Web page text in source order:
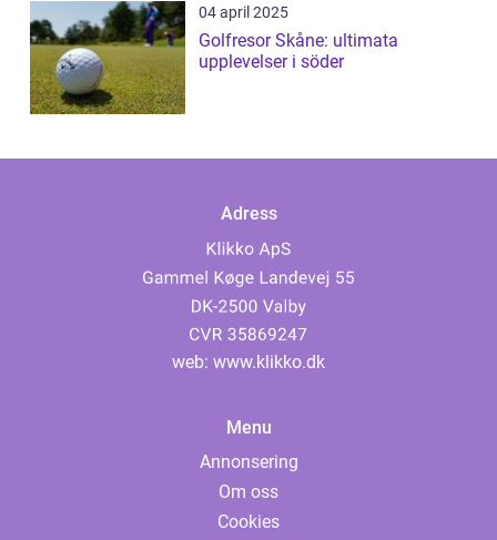
04 april 2025
Golfresor Skåne: ultimata
upplevelser i söder
Adress
web: www.klikko.dk
Menu
Annonsering
Om oss
Cookies